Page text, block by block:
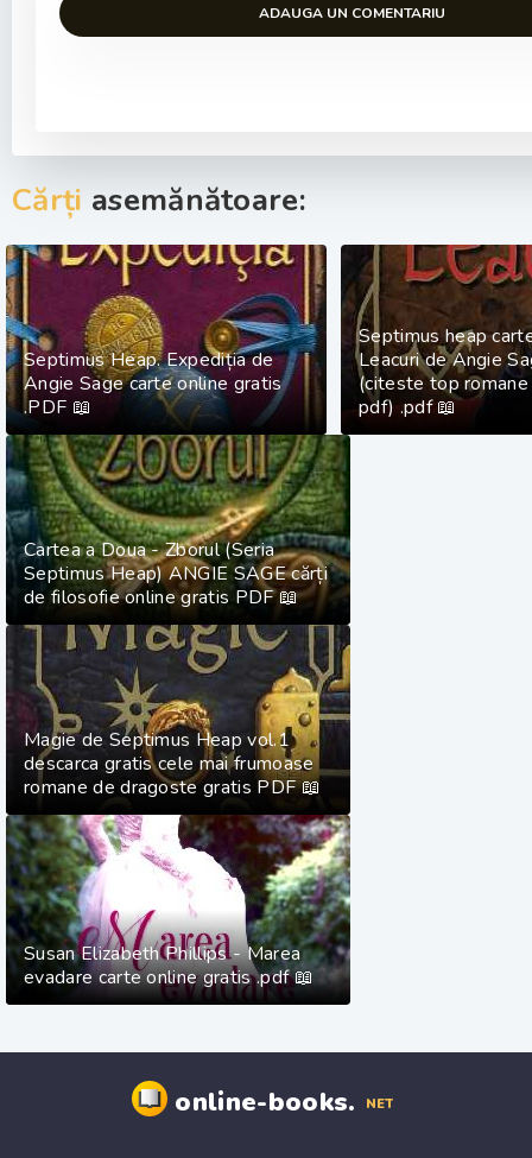
ADAUGA UN COMENTARIU
Cărți asemănătoare:
Septimus Heap. Expediția de
Angie Sage carte online gratis
.PDF 📖
Septimus heap
Leacuri de Angie
(citeste top
pdf) .pdf 📖
Cartea a Doua - Zborul (Seria
Septimus Heap) ANGIE SAGE cărți
de filosofie online gratis PDF 📖
Magie de Septimus Heap vol.1
descarca gratis cele mai frumoase
romane de dragoste gratis PDF 📖
Susan Elizabeth Phillips - Marea
evadare carte online gratis .pdf 📖
online-books. NET